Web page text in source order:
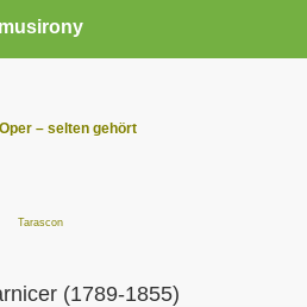
musirony
– selten gehört
Tarascon
(1789-1855)